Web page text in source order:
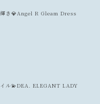
き💎Angel R Gleam Dress
ル💫DEA. ELEGANT LADY